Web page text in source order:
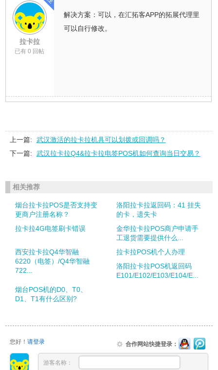
拉卡拉
已有 0 回帖
解决方案：可以，在汇拓客APP的拓展代理里
可以自行修改。
上一篇:
武汉激活的拉卡拉机具可以划拨或回调吗？
下一篇:
武汉拉卡拉Q4&拉卡拉电签POS机如何查询当日交易？
相关推荐
烟台拉卡拉POS是否支持变
更商户注册名称？
洛阳拉卡拉返回码：41 挂失
的卡，遗失卡
拉卡拉4G电签刷卡错误
金华拉卡拉POS商户申请手
工退货需要提供什么...
西安拉卡拉Q4华智融
6220（电签）/Q4华智融
722...
拉卡拉POS机个人办理
洛阳拉卡拉POS机返回码
E101/E102/E103/E104/E...
烟台POS机的D0、T0、
D1、T1有什么区别?
您好！ 请登录 合作网站快捷登录：
游客名称：